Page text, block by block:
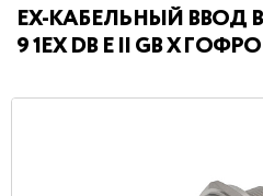
ЕХ-КАБЕЛЬНЫЙ ВВОД
9 1EX DB E II GB X